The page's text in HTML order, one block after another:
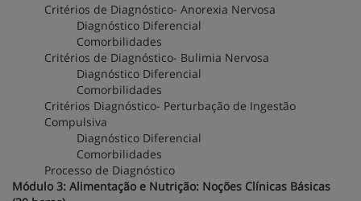
Critérios de Diagnóstico- Anorexia Nervosa
Diagnóstico Diferencial
Comorbilidades
Critérios de Diagnóstico- Bulimia Nervosa
Diagnóstico Diferencial
Comorbilidades
Critérios Diagnóstico- Perturbação de Ingestão
Compulsiva
Diagnóstico Diferencial
Comorbilidades
Processo de Diagnóstico
Módulo 3: Alimentação e Nutrição: Noções Clínicas Básicas